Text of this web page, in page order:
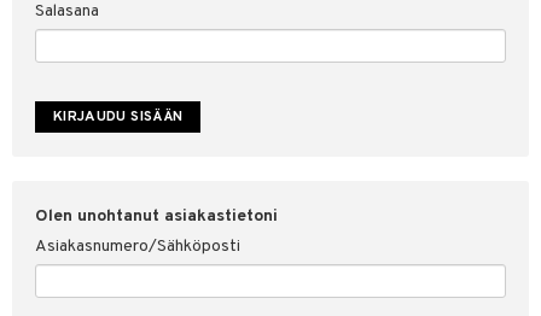
Tuotemerkkejä
Salasana
Olen unohtanut asiakastietoni
Asiakasnumero/Sähköposti
myyntiehdot
suojaus